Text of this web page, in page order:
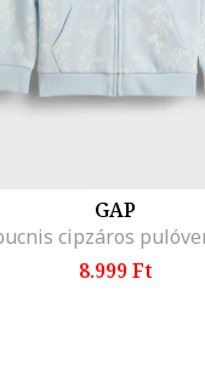
GAP
8.999 Ft